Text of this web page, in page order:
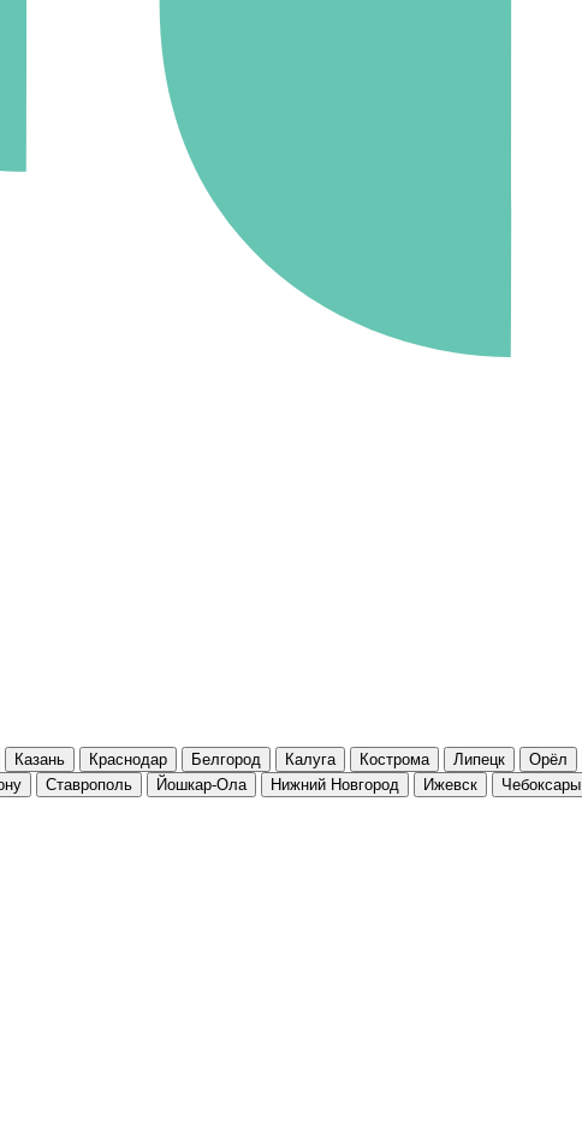
Казань Краснодар Белгород Калуга Кострома Липецк Орёл
Ставрополь Йошкар-Ола Нижний Новгород Ижевск Чебоксары